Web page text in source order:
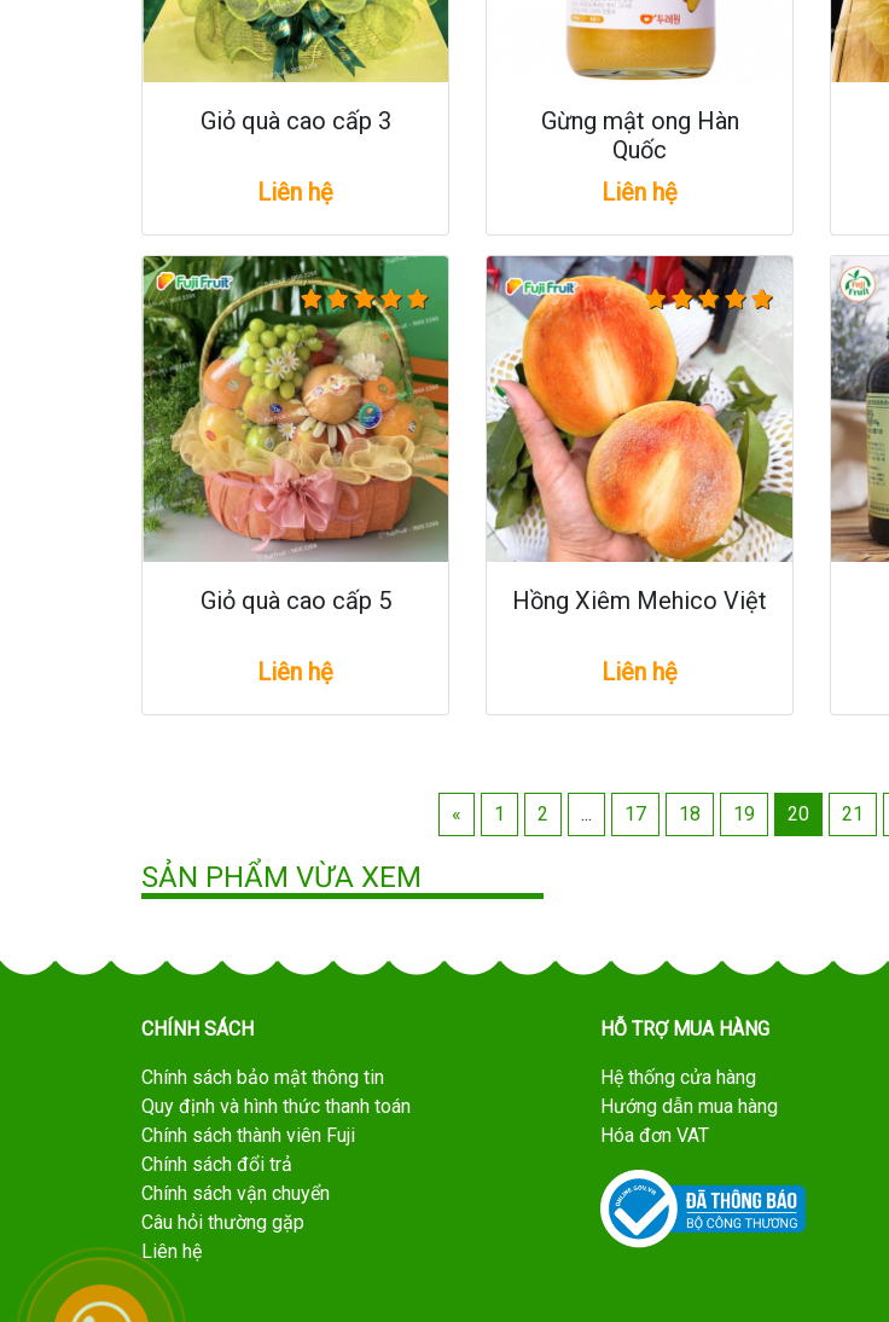
Giỏ quà cao cấp 3
Liên hệ
Gừng mật ong Hàn
Quốc
Liên hệ
Giỏ quà cao cấp 5
Liên hệ
Hồng Xiêm Mehico Việt
Liên hệ
« 1 2 ... 17 18 19 20 21
SẢN PHẨM VỪA XEM
CHÍNH SÁCH
Chính sách bảo mật thông tin
Quy định và hình thức thanh toán
Chính sách thành viên Fuji
Chính sách đổi trả
Chính sách vận chuyển
Câu hỏi thường gặp
Liên hệ
HỖ TRỢ MUA HÀNG
Hệ thống cửa hàng
Hướng dẫn mua hàng
Hóa đơn VAT